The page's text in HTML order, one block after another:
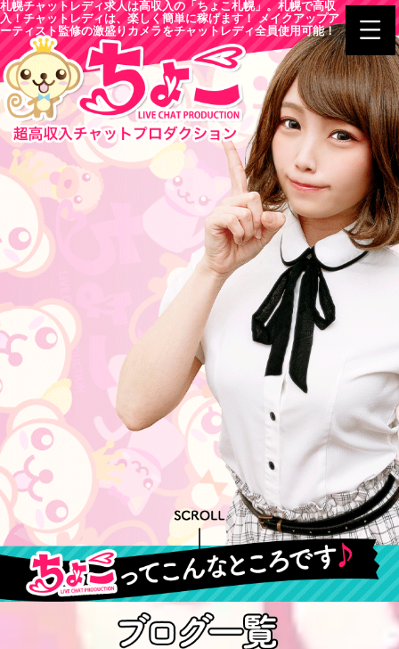
札幌チャットレディ求人は高収入の「ちょこ札幌」。札幌で高収
入！チャットレディは、楽しく簡単に稼げます！ メイクアップア
ーティスト監修の激盛りカメラをチャットレディ全員使用可能！